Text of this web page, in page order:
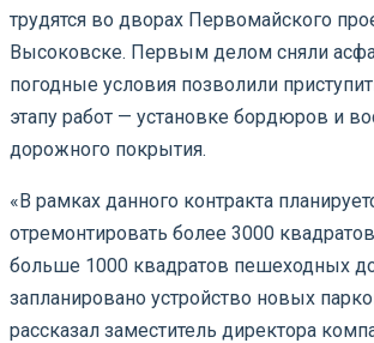
трудятся во дворах Первомайского
Высоковске. Первым делом сняли
погодные условия позволили
этапу работ — установке бордюров и
дорожного покрытия.
«В рамках данного контракта
отремонтировать более 3000
больше 1000 квадратов пешеходных
запланировано устройство новых
рассказал заместитель директора